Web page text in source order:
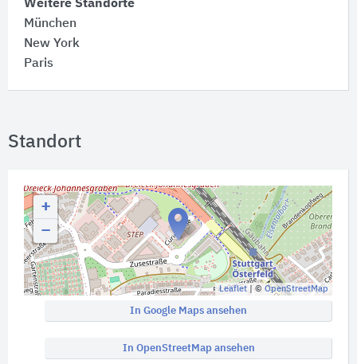
Weitere Standorte
München
New York
Paris
Standort
+
−
Leaflet| © OpenStreetMap
In Google Maps ansehen
In OpenStreetMap ansehen